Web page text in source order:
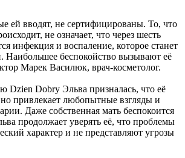
ей вводят, не сертифицированы. То, что
не означает, что через шесть
инфекция и воспаление, которое станет
Наибольшее беспокойство вызывают её
Марек Василюк, врач-косметолог.
Dzien Dobry Эльва призналась, что её
привлекает любопытные взгляды и
Даже собственная мать беспокоится
продолжает уверять её, что проблемы
характер и не представляют угрозы